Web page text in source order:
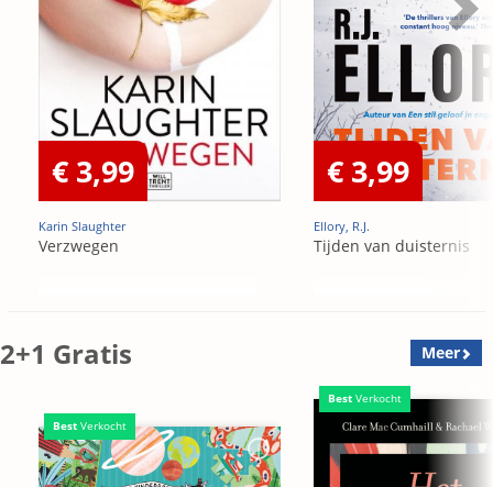
€ 3,99
Karin Slaughter
Verzwegen
€ 3,99
Ellory, R.J.
Tijden van duisternis
2+1 Gratis Meer
Best Verkocht
Best Verkocht